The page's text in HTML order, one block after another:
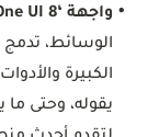
• واجهة ‘One UI 8’:
الوسائط،
الكبيرة